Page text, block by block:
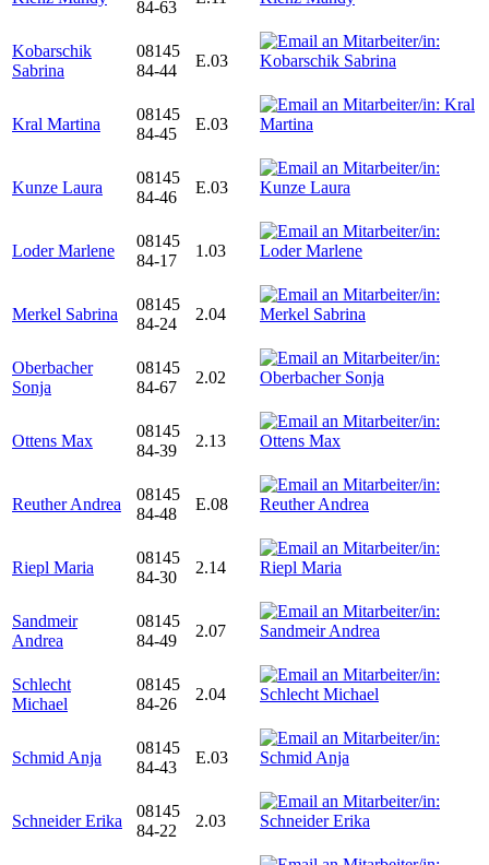
84-63
Kobarschik
Sabrina
08145
84-44
E.03
Kral Martina
08145
84-45
E.03
Kunze Laura
08145
84-46
E.03
Loder Marlene
08145
84-17
1.03
Merkel Sabrina
08145
84-24
2.04
Oberbacher
Sonja
08145
84-67
2.02
Ottens Max
08145
84-39
2.13
Reuther Andrea
08145
84-48
E.08
Riepl Maria
08145
84-30
2.14
Sandmeir
Andrea
08145
84-49
2.07
Schlecht
Michael
08145
84-26
2.04
Schmid Anja
08145
84-43
E.03
Schneider Erika
08145
84-22
2.03